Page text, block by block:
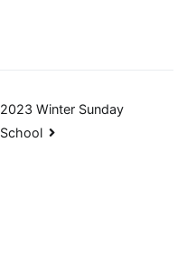
2023 Winter Sunday
School